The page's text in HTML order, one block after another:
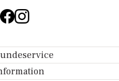
- Hjælpecenter